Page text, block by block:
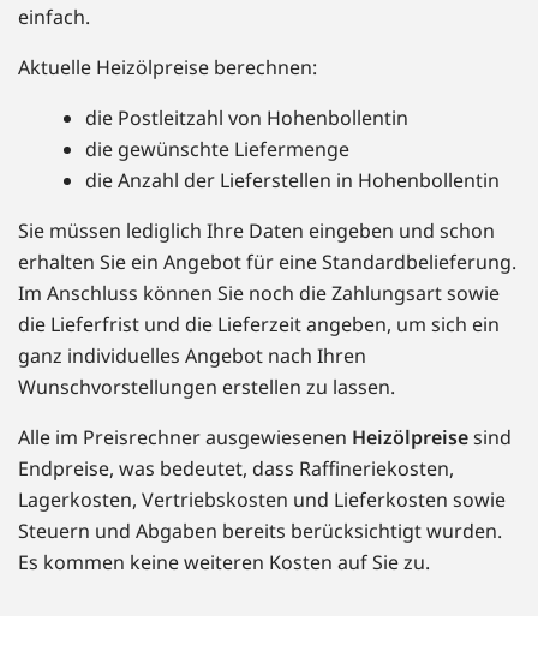
einfach.
Aktuelle Heizölpreise berechnen:
die Postleitzahl von Hohenbollentin
die gewünschte Liefermenge
die Anzahl der Lieferstellen in Hohenbollentin
Sie müssen lediglich Ihre Daten eingeben und schon
erhalten Sie ein Angebot für eine Standardbelieferung.
Im Anschluss können Sie noch die Zahlungsart sowie
die Lieferfrist und die Lieferzeit angeben, um sich ein
ganz individuelles Angebot nach Ihren
Wunschvorstellungen erstellen zu lassen.
Alle im Preisrechner ausgewiesenen Heizölpreisesind
Endpreise, was bedeutet, dass Raffineriekosten,
Lagerkosten, Vertriebskosten und Lieferkosten sowie
Steuern und Abgaben bereits berücksichtigt wurden.
Es kommen keine weiteren Kosten auf Sie zu.